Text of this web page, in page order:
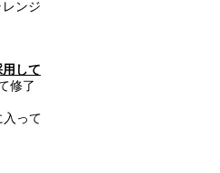
ンジ
して
修了
って